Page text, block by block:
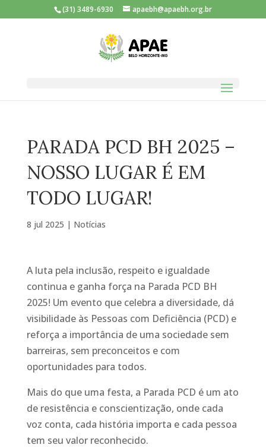
(31) 3489-6930 apaebh@apaebh.org.br
PARADA PCD BH 2025 –
NOSSO LUGAR É EM
TODO LUGAR!
8 jul 2025 | Notícias
A luta pela inclusão, respeito e igualdade
continua e ganha força na Parada PCD BH
2025! Um evento que celebra a diversidade, dá
visibilidade às Pessoas com Deficiência (PCD) e
reforça a importância de uma sociedade sem
barreiras, sem preconceitos e com
oportunidades para todos.
Mais do que uma festa, a Parada PCD é um ato
de resistência e conscientização, onde cada
voz conta, cada história importa e cada pessoa
tem seu valor reconhecido.